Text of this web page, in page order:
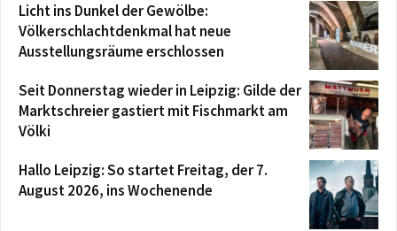
Licht ins Dunkel der Gewölbe:
Völkerschlachtdenkmal hat neue
Ausstellungsräume erschlossen
Seit Donnerstag wieder in Leipzig: Gilde der
Marktschreier gastiert mit Fischmarkt am
Völki
Hallo Leipzig: So startet Freitag, der 7.
August 2026, ins Wochenende